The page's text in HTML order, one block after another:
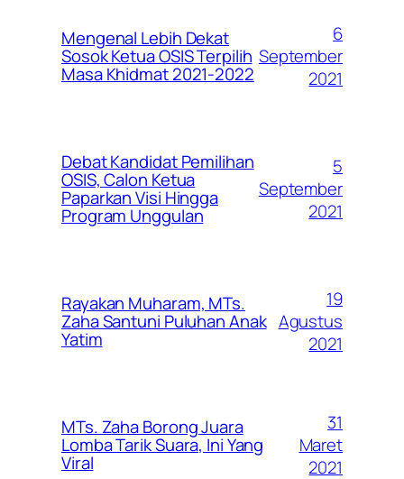
Mengenal Lebih Dekat
Sosok Ketua OSIS Terpilih
Masa Khidmat 2021-2022
6
September
2021
Debat Kandidat Pemilihan
OSIS, Calon Ketua
Paparkan Visi Hingga
Program Unggulan
5
September
2021
Rayakan Muharam, MTs.
Zaha Santuni Puluhan Anak
Yatim
19
Agustus
2021
MTs. Zaha Borong Juara
Lomba Tarik Suara, Ini Yang
Viral
31
Maret
2021